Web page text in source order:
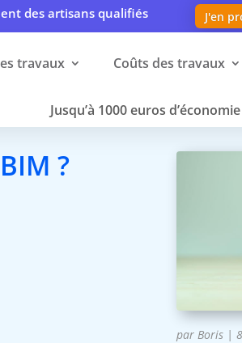
des artisans qualifiés J'en
travaux Coûts des travaux
Jusqu’à 1000 euros
?
par Boris|